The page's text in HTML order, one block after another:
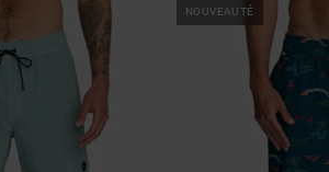
NOUVEAUTÉ